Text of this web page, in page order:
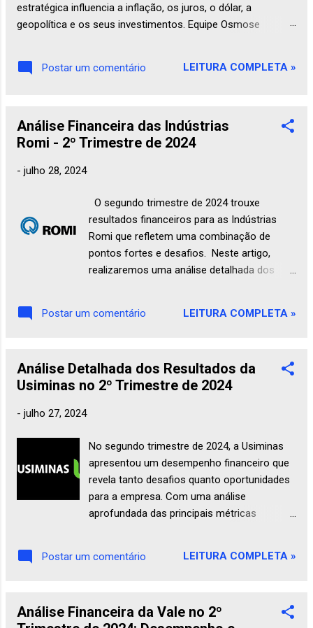
estratégica influencia a inflação, os juros, o dólar, a
geopolítica e os seus investimentos. Equipe Osmose
petróleo: muito mais que combustível – o sangue da
economia moderna Quando ouvimos falar em petróleo, a
preço cada vez mais alto. Essa associação faz sentido:
afinal, carros, caminhõ...
Postar um comentário LEITURA COMPLETA »
Análise Financeira das Indústrias
Romi - 2º Trimestre de 2024
- julho 28, 2024
O segundo trimestre de 2024 trouxe
resultados financeiros para as Indústrias
Romi que refletem uma combinação de
pontos fortes e desafios. Neste artigo,
realizaremos uma análise detalhada dos
fundamentalist a e fornecendo uma nota
As Indústrias Romi S.A ., fundadas em 1930,
são uma das principais empresas brasileiras
uma referência no mercado nacional e
internacional. A seguir, um breve panorama
da história e evolução da empresa: 1.
Fundação e Primeiros Anos (1930-1950) A
Indústrias Romi foi fundada em 1930 por
d'Oeste, São Paulo. Originalmente, a
metalúrgica. Nos primeiros anos...
Postar um comentário LEITURA COMPLETA »
Análise Detalhada dos Resultados da
Usiminas no 2º Trimestre de 2024
- julho 27, 2024
No segundo trimestre de 2024, a Usiminas
apresentou um desempenho financeiro que
revela tanto desafios quanto oportunidades
para a empresa. Com uma análise
aprofundada das principais métricas
perspectivas futuras. Neste artigo,
rentabilidade, liquidez e outros indicadores
Postar um comentário LEITURA COMPLETA »
Análise Financeira da Vale no 2º